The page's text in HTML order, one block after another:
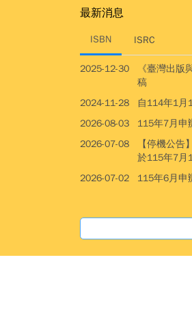
最新消息
ISBN ISRC
2025-12-30
《臺灣出
稿
2024-11-28
自114年1月
2026-08-03
115年7月申
2026-07-08
【停機公告
於115年7月
2026-07-02
115年6月申